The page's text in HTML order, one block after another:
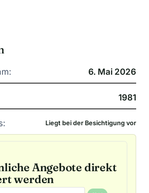
6. Mai 2026
1981
Liegt bei der Besichtigung vor
Angebote direkt
werden